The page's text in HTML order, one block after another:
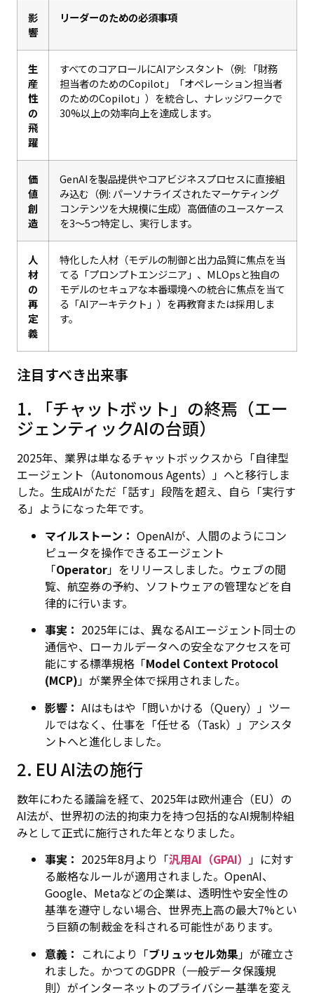
影
響
リーダーのための必須事項
生
産
性
の
飛
躍
すべてのコアロールにAIアシスタント（例: 「財務
担当者のためのCopilot」「オペレーション担当者
のためのCopilot」）を統合し、ナレッジワークで
30%以上の効率向上を達成します。
価
値
創
造
GenAIを製品提供やコアビジネスプロセスに直接組
み込む（例: パーソナライズされたマーケティング
コンテンツを大規模に生成）高価値のユースケース
を3〜5つ特定し、実行します。
人
材
の
再
定
義
特化した人材（モデルの制御と出力品質に焦点を当
てる「プロンプトエンジニア」、MLOpsと独自の
モデルのセキュアな本番環境への統合に焦点を当て
る「AIアーキテクト」）を再教育または採用しま
す。
注目すべき出来事
1. 「チャットボット」の終焉（エー
ジェンティックAIの台頭）
2025年、業界は単なるチャットボックスから「自律型
エージェント（Autonomous Agents）」へと移行しま
した。生成AIがただ「話す」段階を超え、自ら「実行す
る」ようになった年です。
マイルストーン： OpenAIが、人間のようにコン
ピュータを操作できるエージェント
「Operator」をリリースしました。ウェブの閲
覧、航空券の予約、ソフトウェアの管理などを自
律的に行います。
事実： 2025年には、異なるAIエージェント同士の
通信や、ローカルデータへの安全なアクセスを可
能にする標準規格「Model Context Protocol
(MCP)」が業界全体で採用されました。
影響： AIはもはや「問いかける（Query）」ツー
ルではなく、仕事を「任せる（Task）」アシスタ
ントへと進化しました。
2. EU AI法の施行
数年にわたる議論を経て、2025年は欧州連合（EU）の
AI法が、世界初の法的拘束力を持つ包括的なAI規制枠組
みとして正式に施行された年となりました。
事実： 2025年8月より「汎用AI（GPAI） 」に対す
る厳格なルールが適用されました。OpenAI、
Google、Metaなどの企業は、透明性や安全性の
基準を遵守しない場合、世界売上高の最大7%とい
う巨額の制裁金を科される可能性があります。
意義： これにより「ブリュッセル効果」が確立さ
れました。かつてのGDPR（一般データ保護規
則）がインターネットのプライバシー基準を変え